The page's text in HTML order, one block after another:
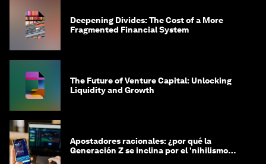
Deepening Divides: The Cost of a More
Fragmented Financial System
The Future of Venture Capital: Unlocking
Liquidity and Growth
Apostadores racionales: ¿por qué la
Generación Z se inclina por el 'nihilismo